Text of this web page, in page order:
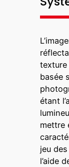
texture
basée
étant
mettre
jeu
l’aide